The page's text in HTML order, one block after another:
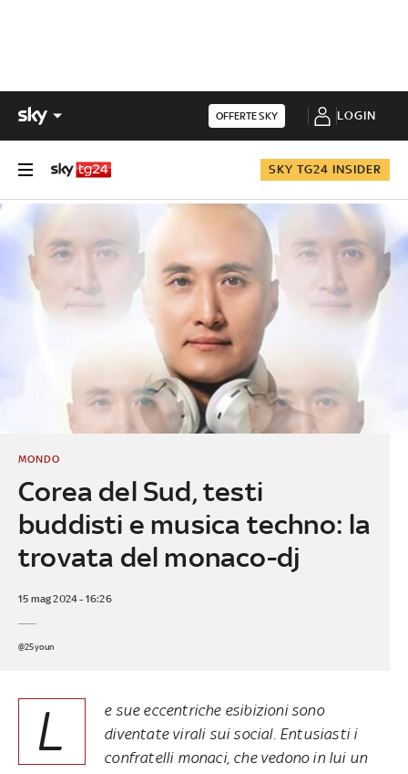
OFFERTE SKY LOGIN
SKY TG24 INSIDER
Corea del Sud, testi
buddisti e musica techno: la
trovata del monaco-dj
MONDO
15 mag 2024 - 16:26
@25youn
L
e sue eccentriche esibizioni sono
diventate virali sui social. Entusiasti i
confratelli monaci, che vedono in lui un